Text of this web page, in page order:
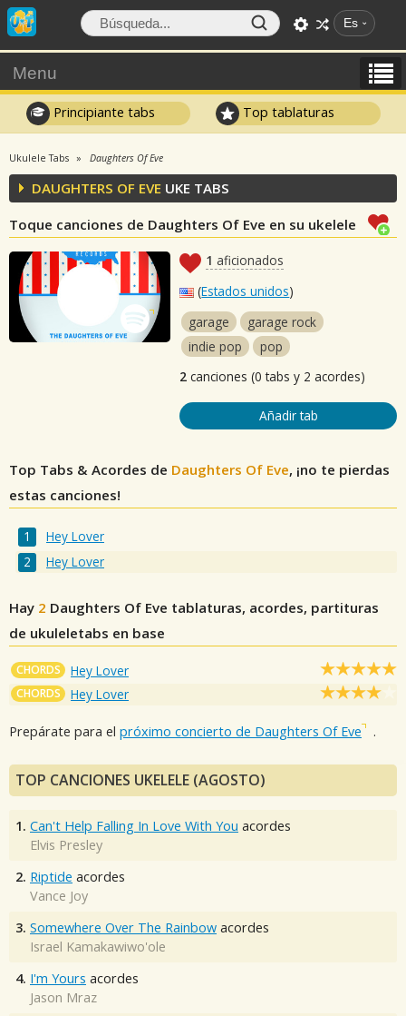
Es
Menu
Principiante tabs Top tablaturas
Ukulele Tabs Daughters Of Eve
DAUGHTERS OF EVE UKE TABS
Toque canciones de Daughters Of Eve en su ukelele
1 aficionados
(Estados unidos)
garage
garage rock
indie pop
pop
2 canciones (0 tabs y 2 acordes)
Añadir tab
Top Tabs & Acordes de Daughters Of Eve, ¡no te pierdas
estas canciones!
Hey Lover
Hey Lover
Hay 2 Daughters Of Eve tablaturas, acordes, partituras
de ukuleletabs en base
CHORDS Hey Lover
CHORDS Hey Lover
Prepárate para el próximo concierto de Daughters Of Eve .
TOP CANCIONES UKELELE (AGOSTO)
1. Can't Help Falling In Love With You acordes
Elvis Presley
2. Riptide acordes
Vance Joy
3. Somewhere Over The Rainbow acordes
Israel Kamakawiwo'ole
4. I'm Yours acordes
Jason Mraz